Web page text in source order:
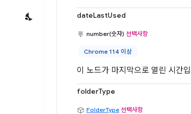
dateLastUsed
number(숫자) 선택사항
Chrome 114 이상
이 노드가 마지막으로 열린 시간
folderType
FolderType 선택사항